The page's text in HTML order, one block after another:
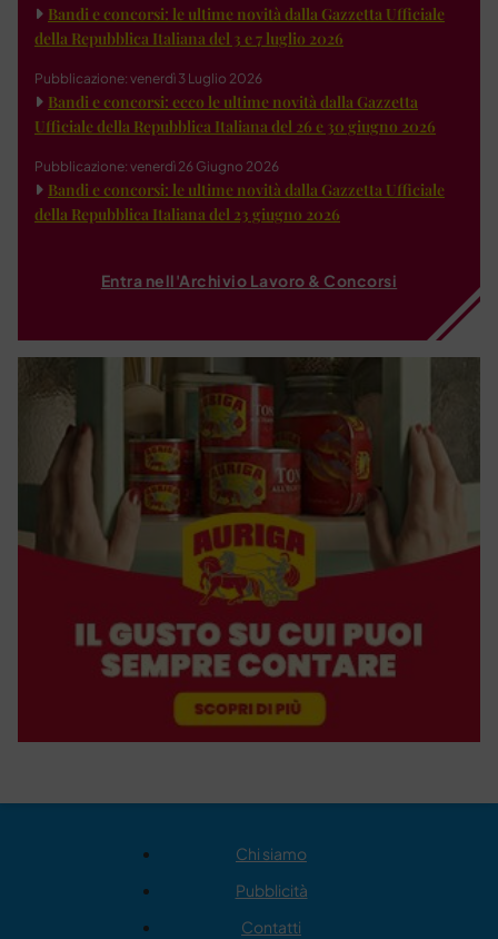
Bandi e concorsi: le ultime novità dalla Gazzetta Ufficiale
della Repubblica Italiana del 3 e 7 luglio 2026
Pubblicazione: venerdì 3 Luglio 2026
Bandi e concorsi: ecco le ultime novità dalla Gazzetta
Ufficiale della Repubblica Italiana del 26 e 30 giugno 2026
Pubblicazione: venerdì 26 Giugno 2026
Bandi e concorsi: le ultime novità dalla Gazzetta Ufficiale
della Repubblica Italiana del 23 giugno 2026
Entra nell'Archivio Lavoro & Concorsi
Chi siamo
Pubblicità
Contatti